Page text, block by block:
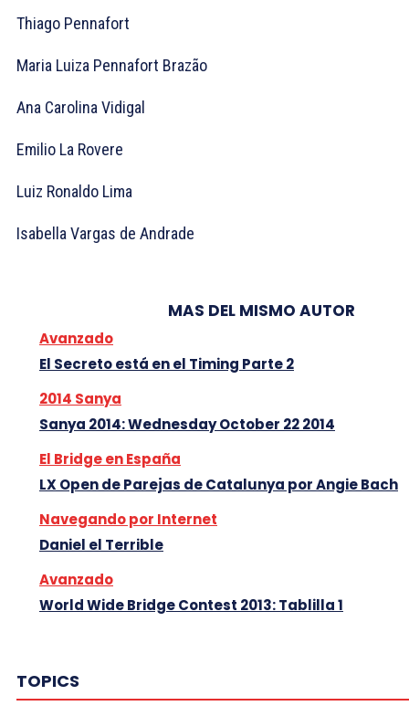
Thiago Pennafort
Maria Luiza Pennafort Brazão
Ana Carolina Vidigal
Emilio La Rovere
Luiz Ronaldo Lima
Isabella Vargas de Andrade
MAS DEL MISMO AUTOR
Avanzado
El Secreto está en el Timing Parte 2
2014 Sanya
Sanya 2014: Wednesday October 22 2014
El Bridge en España
LX Open de Parejas de Catalunya por Angie Bach
Navegando por Internet
Daniel el Terrible
Avanzado
World Wide Bridge Contest 2013: Tablilla 1
TOPICS